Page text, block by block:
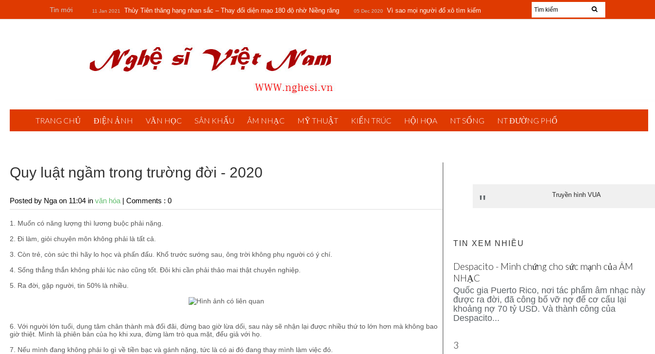
Tin mới 11 Jan 2021 Thủy Tiên thăng hạng nhan sắc – Thay đổi diện mạo 180 độ nhờ Niềng răng 05 Dec 2020
Vì sao mọi người đổ xô tìm kiếm
TRANG CHỦ ĐIỆN ẢNH VĂN HỌC SÂN KHẤU ÂM NHẠC MỸ THUẬT KIẾN TRÚC HỘI HỌA NT SỐNG NT ĐƯỜNG PHỐ
Quy luật ngầm trong trường đời - 2020
Posted by Nga on 11:04 in văn hóa | Comments : 0
1. Muốn có năng lượng thì lương buộc phải nặng.
2. Đi làm, giỏi chuyên môn không phải là tất cả.
3. Còn trẻ, còn sức thì hãy lo học và phấn đấu. Khổ trước sướng sau, ông trời không phụ người có ý chí.
4. Sống thẳng thắn không phải lúc nào cũng tốt. Đôi khi cần phải thảo mai thật chuyên nghiệp.
5. Ra đời, gặp người, tin 50% là nhiều.
6. Với người lớn tuổi, dụng tâm chân thành mà đối đãi, đừng bao giờ lừa dối, sau này sẽ nhận lại được nhiều thứ to lớn hơn mà không bao
giờ thiệt. Mình là phiên bản của họ khi xưa, đừng làm trò qua mặt, đểu giả với họ.
7. Nếu mình đang không phải lo gì về tiền bạc và gánh nặng, tức là có ai đó đang thay mình làm việc đó.
Truyền hình VUA
TIN XEM NHIỀU
Despacito - Minh chứng cho sức mạnh của ÂM
NHẠC
Quốc gia Puerto Rico, nơi tác phẩm âm nhạc này
được ra đời, đã công bố vỡ nợ để cơ cấu lại
khoảng nợ 70 tỷ USD. Và thành công của
Despacito...
3